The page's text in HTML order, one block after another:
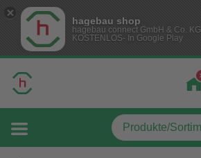
hagebau shop
hagebau connect GmbH & Co. KG
KOSTENLOS- In Google Play